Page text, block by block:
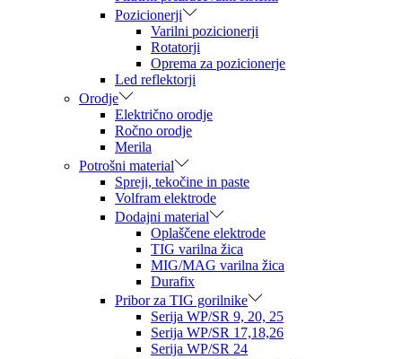
Pozicionerji
Varilni pozicionerji
Rotatorji
Oprema za pozicionerje
Led reflektorji
Orodje
Električno orodje
Ročno orodje
Merila
Potrošni material
Spreji, tekočine in paste
Volfram elektrode
Dodajni material
Oplaščene elektrode
TIG varilna žica
MIG/MAG varilna žica
Durafix
Pribor za TIG gorilnike
Serija WP/SR 9, 20, 25
Serija WP/SR 17,18,26
Serija WP/SR 24